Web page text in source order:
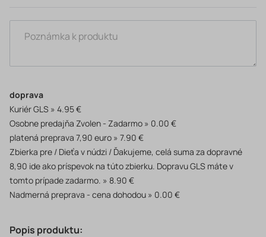
doprava
Kuriér GLS
4.95 €
Osobne predajňa Zvolen - Zadarmo
0.00 €
platená preprava 7,90 euro
7.90 €
Zbierka pre / Dieťa v núdzi / Ďakujeme, celá suma za dopravné
8,90 ide ako príspevok na túto zbierku. Dopravu GLS máte v
tomto prípade zadarmo.
8.90 €
Nadmerná preprava - cena dohodou
0.00 €
Popis produktu: